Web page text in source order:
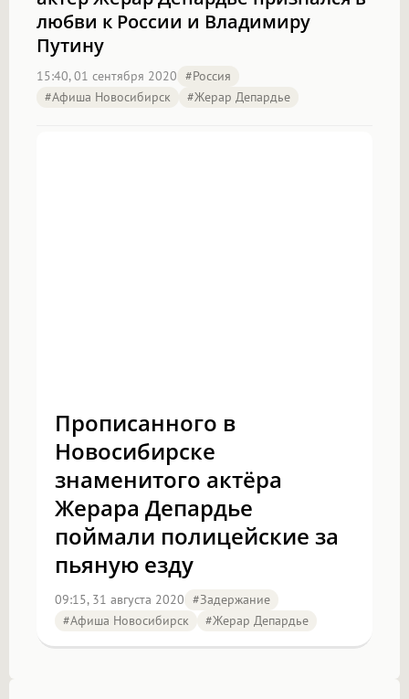
любви к России и Владимиру
Путину
15:40, 01 сентября 2020 #россия
#Афиша Новосибирск
#Жерар Депардье
Прописанного в
Новосибирске
знаменитого актёра
Жерара Депардье
поймали полицейские за
пьяную езду
09:15, 31 августа 2020 #задержание
#Афиша Новосибирск
#Жерар Депардье